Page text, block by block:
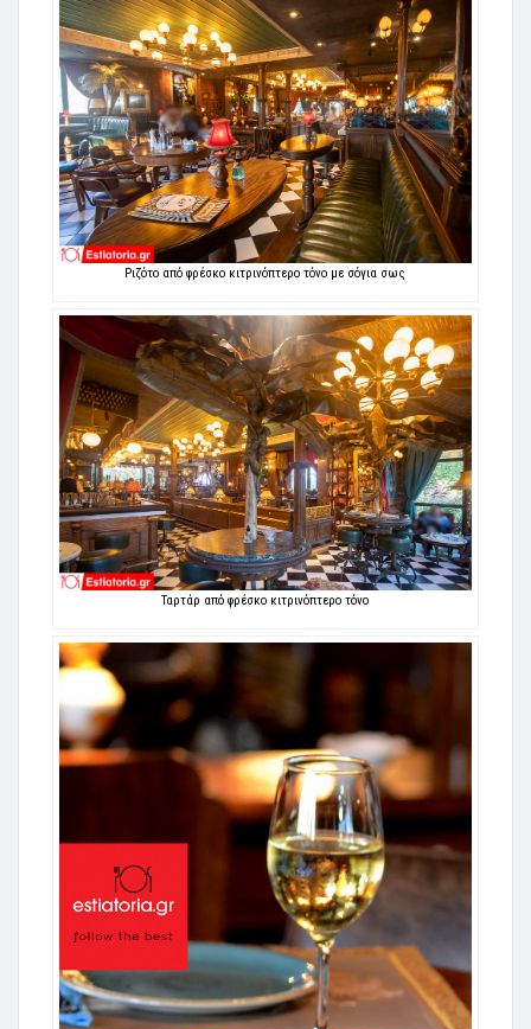
Ριζότο από φρέσκο κιτρινόπτερο τόνο με σόγια σως
Ταρτάρ από φρέσκο κιτρινόπτερο τόνο